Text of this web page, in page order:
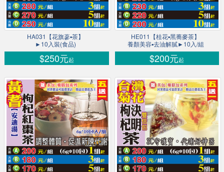
HA031【花旗蔘▪茶】
►10入裝(食品)
$250元起
HE011【桂花▪黑蕎麥茶】
養顏美容▪去油解膩►10入/組
$200元起